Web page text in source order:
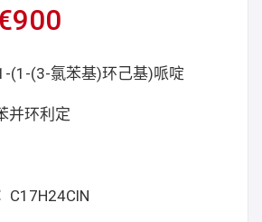
体
900
(1-(3-氯苯基)环己基)哌啶
并环利定
C17H24ClN